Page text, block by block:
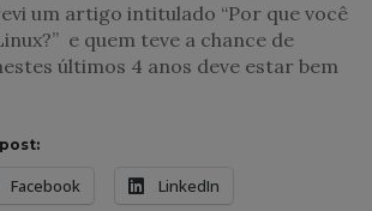
um artigo intitulado “Por que você
e quem teve a chance de
últimos 4 anos deve estar bem
Facebook LinkedIn